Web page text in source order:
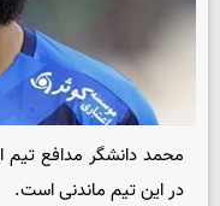
محمد دانشگر مدافع تیم
در این تیم ماندنی است.